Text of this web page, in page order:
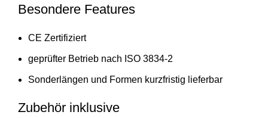
Besondere Features
CE Zertifiziert
geprüfter Betrieb nach ISO 3834-2
Sonderlängen und Formen kurzfristig lieferbar
Zubehör inklusive